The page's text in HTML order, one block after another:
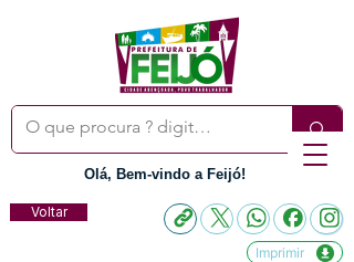
Olá, Bem-vindo a Feijó!
Voltar
Imprimir